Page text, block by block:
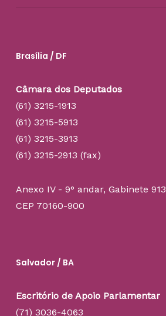
Brasília / DF
Câmara dos Deputados
(61) 3215-1913
(61) 3215-5913
(61) 3215-3913
(61) 3215-2913 (fax)
Anexo IV - 9° andar, Gabinete 913
CEP 70160-900
Salvador / BA
Escritório de Apoio Parlamentar
(71) 3036-4063